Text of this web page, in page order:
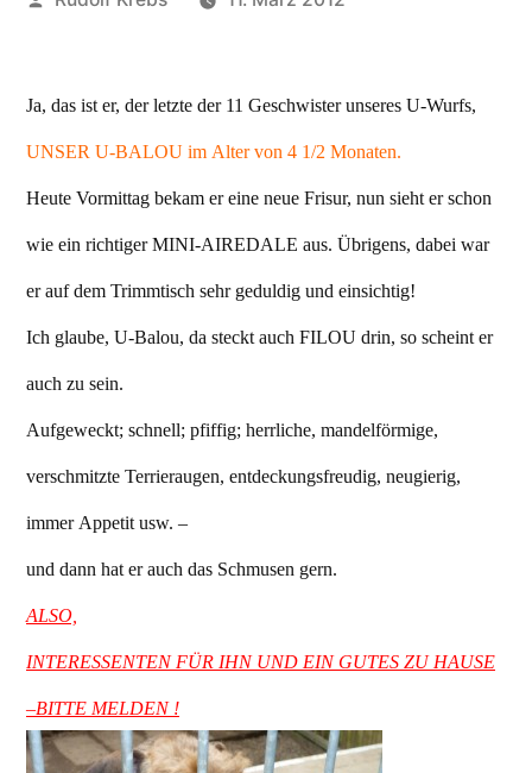
Ja, das ist er, der letzte der 11 Geschwister unseres U-Wurfs,
UNSER U-BALOU im Alter von 4 1/2 Monaten.
Heute Vormittag bekam er eine neue Frisur, nun sieht er schon
wie ein richtiger MINI-AIREDALE aus. Übrigens, dabei war
er auf dem Trimmtisch sehr geduldig und einsichtig!
Ich glaube, U-Balou, da steckt auch FILOU drin, so scheint er
auch zu sein.
Aufgeweckt; schnell; pfiffig; herrliche, mandelförmige,
verschmitzte Terrieraugen, entdeckungsfreudig, neugierig,
immer Appetit usw. –
und dann hat er auch das Schmusen gern.
ALSO,
INTERESSENTEN FÜR IHN UND EIN GUTES ZU HAUSE
–BITTE MELDEN !